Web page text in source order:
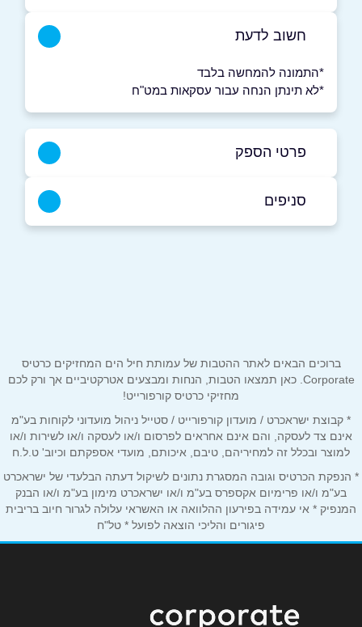
חשוב לדעת
*התמונה להמחשה בלבד
*לא תינתן הנחה עבור עסקאות במט"ח
פרטי הספק
באתר
טלפון*
אנא חזרו אלי בקשר ל...
סניפים
ברוכים הבאים לאתר ההטבות של עמותת חיל הים המחזיקים כרטיס
Corporate. כאן תמצאו הטבות, הנחות ומבצעים אטרקטיביים אך ורק לכם
מחזיקי כרטיס קורפורייט!
* קבוצת ישראכרט / מועדון קורפורייט / סטייל ניהול מועדוני לקוחות בע"מ
אינם צד לעסקה, והם אינם אחראים לפרסום ו/או לעסקה ו/או לשירות ו/או
למוצר ובכלל זה למחיריהם, טיבם, איכותם, מועדי אספקתם וכיוב' ט.ל.ח
* הנפקת הכרטיס וגובה המסגרת נתונים לשיקול דעתה הבלעדי של ישראכרט
בע"מ ו/או פרימיום אקספרס בע"מ ו/או ישראכרט מימון בע"מ ו/או הבנק
המנפיק * אי עמידה בפירעון ההלוואה או האשראי עלולה לגרור חיוב בריבית
פיגורים והליכי הוצאה לפועל * טל"ח